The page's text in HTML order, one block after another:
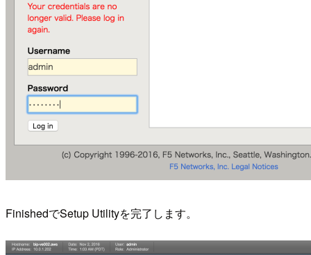
FinishedでSetup Utilityを完了します。